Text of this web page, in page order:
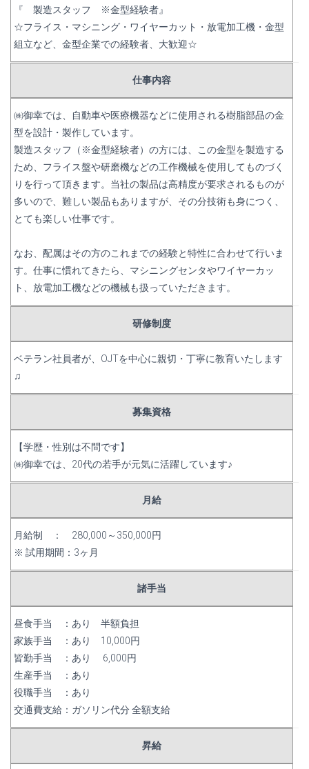
『 製造スタッフ ※金型経験者』
☆フライス・マシニング・ワイヤーカット・放電加工機・金型
組立など、金型企業での経験者、大歓迎☆
仕事内容
㈱御幸では、自動車や医療機器などに使用される樹脂部品の金
型を設計・製作しています。
製造スタッフ（※金型経験者）の方には、この金型を製造する
ため、フライス盤や研磨機などの工作機械を使用してものづく
りを行って頂きます。当社の製品は高精度が要求されるものが
多いので、難しい製品もありますが、その分技術も身につく、
とても楽しい仕事です。
なお、配属はその方のこれまでの経験と特性に合わせて行いま
す。仕事に慣れてきたら、マシニングセンタやワイヤーカッ
ト、放電加工機などの機械も扱っていただきます。
研修制度
ベテラン社員者が、OJTを中心に親切・丁寧に教育いたします
♫
募集資格
【学歴・性別は不問です】
㈱御幸では、20代の若手が元気に活躍しています♪
月給
月給制 ： 280,000～350,000円
※ 試用期間：3ヶ月
諸手当
昼食手当 ：あり 半額負担
家族手当 ：あり 10,000円
皆勤手当 ：あり 6,000円
生産手当 ：あり
役職手当 ：あり
交通費支給：ガソリン代分 全額支給
昇給